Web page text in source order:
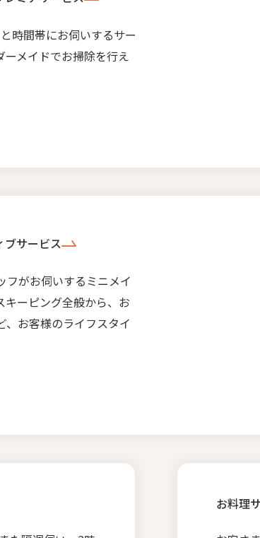
時間帯にお伺いするサー
ーメイドでお掃除を行え
ブサービス
フがお伺いするミニメイ
キーピング全般から、お
お客様のライフスタイ
お料理